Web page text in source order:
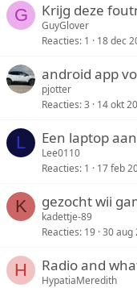
G Krijg deze
GuyGlover
Reacties 1 18 dec
android app
pjotter
Reacties 3 14 okt
L Een laptop
Lee0110
Reacties 1 17 feb
K gezocht wii
kadettje-89
Reacties 19 30 aug
H Radio and
HypatiaMeredith